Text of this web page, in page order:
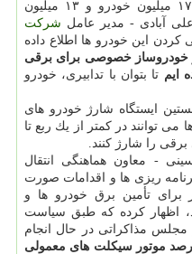
از سوی دیگر حالا در ایران حدود ۱۷ میلیون خودرو و ۱۳ میلیون
آبادی - مدیر عامل شركت
كردن این خودرو ها اطلاع داده
خودروساز خصوصی برای برقی
ایم تا بتوان با تدابیری، خودرو
ایستگاه شارژ خودرو های
می توانند در كمتر از یك ربع تا
- معاون هماهنگی انتقال
ریزی ها و اقدامات صورت
برای تأمین برق خودرو ها و
اظهار كرده كه طبق سیاست
مذاكراتی در حال انجام
سال تولید ۱۰ درصد موتور سیكلت های معمولی